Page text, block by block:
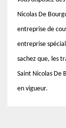
Nicolas De
entreprise de
entreprise
sachez que, les
Saint Nicolas De
en vigueur.